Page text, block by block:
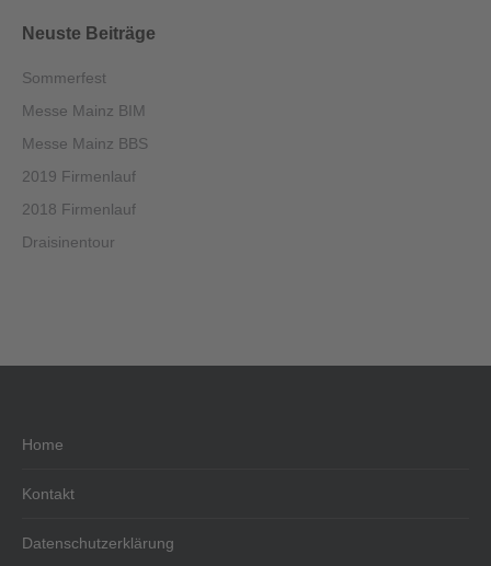
Neuste Beiträge
Sommerfest
Messe Mainz BIM
Messe Mainz BBS
2019 Firmenlauf
2018 Firmenlauf
Draisinentour
Home
Kontakt
Datenschutzerklärung